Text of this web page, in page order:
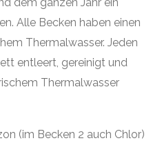
Alle Becken haben einen
Thermalwasser. Jeden
entleert, gereinigt und
Thermalwasser
(im Becken 2 auch Chlor)